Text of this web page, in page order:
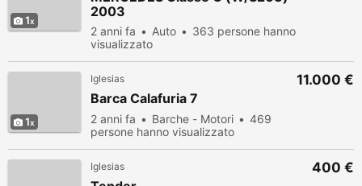
1
2003
2 anni fa Auto
363 persone hanno
visualizzato
1
Iglesias
Barca Calafuria 7
2 anni fa Barche - Motori
469
persone hanno visualizzato
11.000 €
Iglesias 400 €